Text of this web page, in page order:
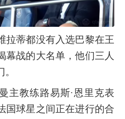
拉蒂都没有入选巴黎在王
幕战的大名单，他们三人
主教练路易斯·恩里克表
国球星之间正在进行的合